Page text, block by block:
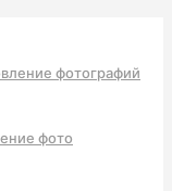
фотографий
фото